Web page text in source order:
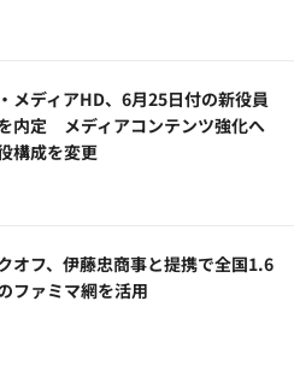
メディアHD、6月25日付の新役員
内定 メディアコンテンツ強化へ
構成を変更
オフ、伊藤忠商事と提携で全国1.6
ファミマ網を活用